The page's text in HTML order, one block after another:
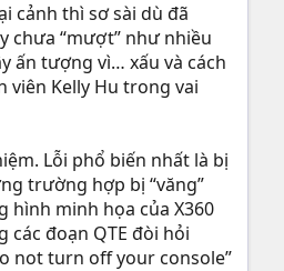
cảnh thì sơ sài dù đã
chưa “mượt” như nhiều
ấn tượng vì… xấu và cách
viên Kelly Hu trong vai
Lỗi phổ biến nhất là bị
trường hợp bị “văng”
hình minh họa của X360
đoạn QTE đòi hỏi
not turn off your console”